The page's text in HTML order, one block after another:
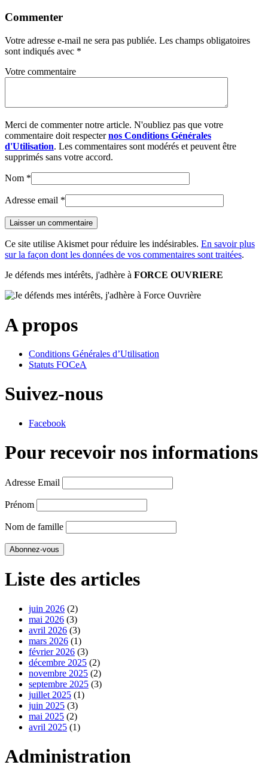
Commenter
Votre adresse e-mail ne sera pas publiée. Les champs obligatoires
sont indiqués avec *
Votre commentaire
Merci de commenter notre article. N'oubliez pas que votre
commentaire doit respecternos Conditions Générales
d'Utilisation. Les commentaires sont modérés et peuvent être
supprimés sans votre accord.
Nom *
Adresse email *
Ce site utilise Akismet pour réduire les indésirables. En savoir plus
sur la façon dont les données de vos commentaires sont traitées.
Je défends mes intérêts, j'adhère à FORCE OUVRIERE
A propos
Conditions Générales d’Utilisation
Statuts FOCeA
Suivez-nous
Facebook
Pour recevoir nos informations
Adresse Email
Prénom
Nom de famille
Liste des articles
juin 2026 (2)
mai 2026 (3)
avril 2026 (3)
mars 2026 (1)
février 2026 (3)
décembre 2025 (2)
novembre 2025 (2)
septembre 2025 (3)
juillet 2025 (1)
juin 2025 (3)
mai 2025 (2)
avril 2025 (1)
Administration